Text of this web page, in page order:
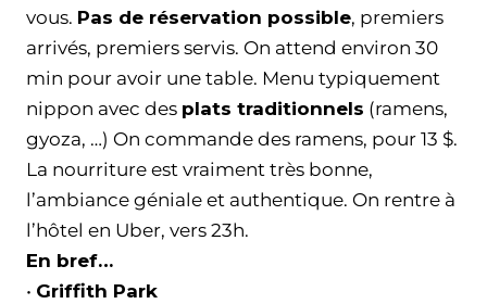
vous. Pas de réservation possible, premiers
arrivés, premiers servis. On attend environ 30
min pour avoir une table. Menu typiquement
nippon avec des plats traditionnels (ramens,
gyoza, …) On commande des ramens, pour 13 $.
La nourriture est vraiment très bonne,
l’ambiance géniale et authentique. On rentre à
l’hôtel en Uber, vers 23h.
En bref…
• Griffith Park